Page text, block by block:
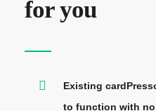
for you
Existing
to function with